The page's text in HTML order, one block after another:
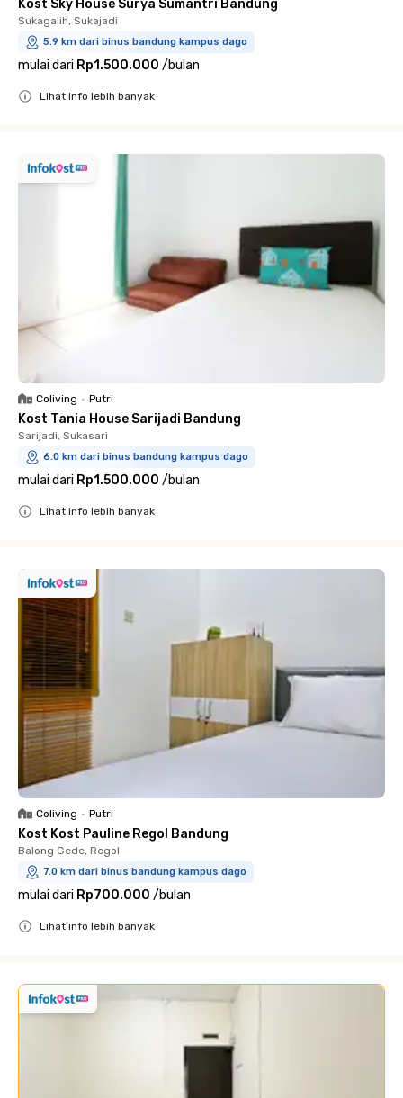
Kost Sky House Surya Sumantri Bandung
Sukagalih, Sukajadi
5.9 km dari binus bandung kampus dago
mulai dari Rp1.500.000 /bulan
Lihat info lebih banyak
Coliving • Putri
Kost Tania House Sarijadi Bandung
Sarijadi, Sukasari
6.0 km dari binus bandung kampus dago
mulai dari Rp1.500.000 /bulan
Lihat info lebih banyak
Coliving • Putri
Kost Kost Pauline Regol Bandung
Balong Gede, Regol
7.0 km dari binus bandung kampus dago
mulai dari Rp700.000 /bulan
Lihat info lebih banyak